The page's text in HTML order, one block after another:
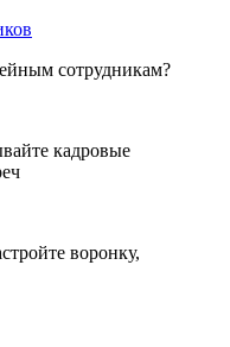
сотрудникам?
кадровые
воронку,